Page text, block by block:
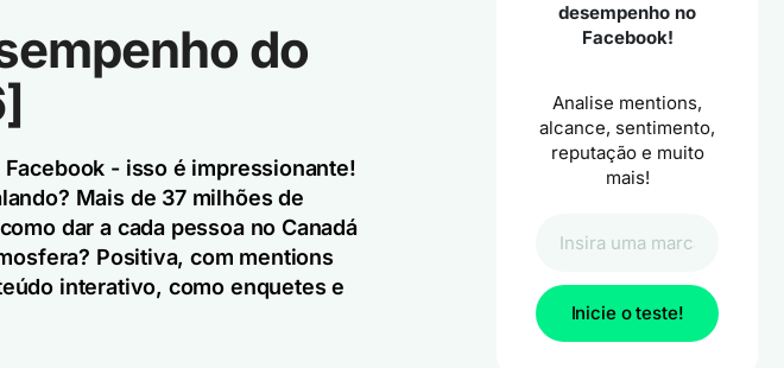
do
- isso é impressionante!
Mais de 37 milhões de
dar a cada pessoa no Canadá
Positiva, com mentions
interativo, como enquetes e
desempenho no
Facebook!
Analise mentions,
alcance, sentimento,
reputação e muito
mais!
Inicie o teste!